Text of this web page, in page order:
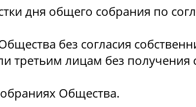
дня общего собрания по
без согласия
третьим лицам без получения
Общества.